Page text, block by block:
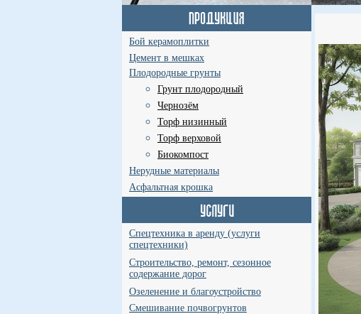
Бой керамоплитки
Цемент в мешках
Плодородные грунты
Грунт плодородный
Чернозём
Торф низинный
Торф верховой
Биокомпост
Нерудные материалы
Асфальтная крошка
Спецтехника в аренду (услуги
спецтехники)
Строительство, ремонт, сезонное
содержание дорог
Озеленение и благоустройство
Смешивание почвогрунтов